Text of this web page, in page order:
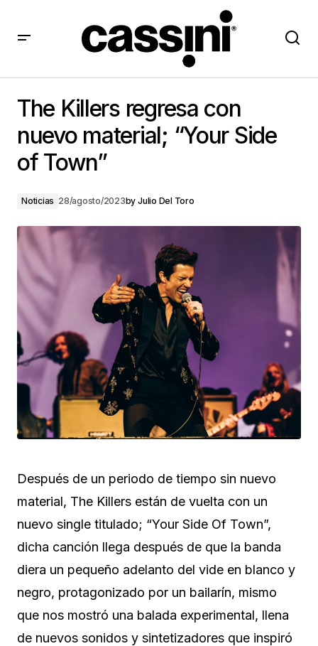
Town”
The Killers regresa con
nuevo material; “Your Side
of Town”
Noticias 28/agosto/2023by Julio Del Toro
Después de un periodo de tiempo sin nuevo
material, The Killers están de vuelta con un
nuevo single titulado; “Your Side Of Town”,
dicha canción llega después de que la banda
diera un pequeño adelanto del vide en blanco y
negro, protagonizado por un bailarín, mismo
que nos mostró una balada experimental, llena
de nuevos sonidos y sintetizadores que inspiró